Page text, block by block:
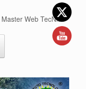
Master Web TecNM